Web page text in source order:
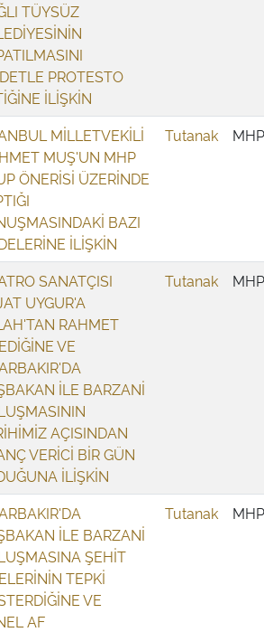
TÜYSÜZ
PROTESTO
İLİŞKİN
MİLLETVEKİLİ
MUŞ'UN MHP
ÖNERİSİ ÜZERİNDE
BAZI
İLİŞKİN
Tutanak MHP
SANATÇISI
UYGUR'A
RAHMET
VE
İLE BARZANİ
AÇISINDAN
VERİCİ BİR GÜN
İLİŞKİN
Tutanak MHP
İLE BARZANİ
ŞEHİT
TEPKİ
VE
AF
Tutanak MHP